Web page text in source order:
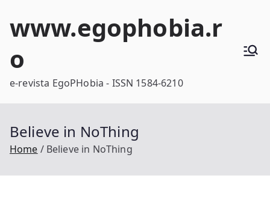
www.egophobia.r
o
e-revista EgoPHobia - ISSN 1584-6210
Believe in NoThing
Home Believe in NoThing